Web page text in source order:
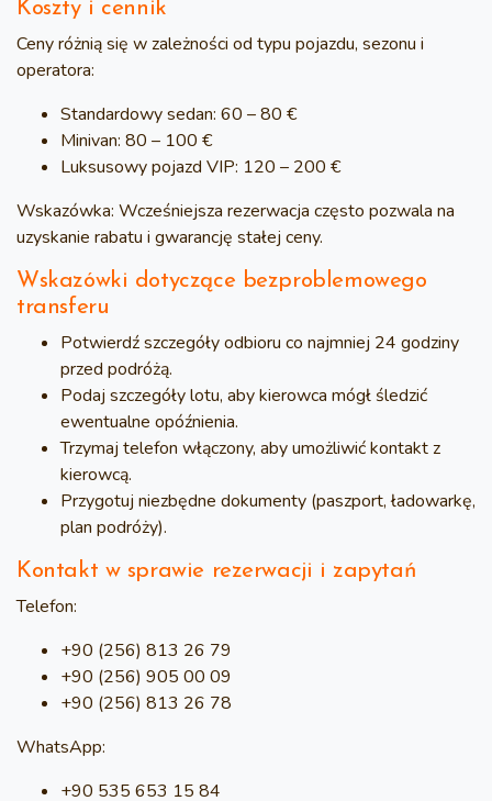
Koszty i cennik
Ceny różnią się w zależności od typu pojazdu, sezonu i
operatora:
Standardowy sedan: 60 – 80 €
Minivan: 80 – 100 €
Luksusowy pojazd VIP: 120 – 200 €
Wskazówka: Wcześniejsza rezerwacja często pozwala na
uzyskanie rabatu i gwarancję stałej ceny.
Wskazówki dotyczące bezproblemowego
transferu
Potwierdź szczegóły odbioru co najmniej 24 godziny
przed podróżą.
Podaj szczegóły lotu, aby kierowca mógł śledzić
ewentualne opóźnienia.
Trzymaj telefon włączony, aby umożliwić kontakt z
kierowcą.
Przygotuj niezbędne dokumenty (paszport, ładowarkę,
plan podróży).
Kontakt w sprawie rezerwacji i zapytań
Telefon:
+90 (256) 813 26 79
+90 (256) 905 00 09
+90 (256) 813 26 78
WhatsApp:
+90 535 653 15 84